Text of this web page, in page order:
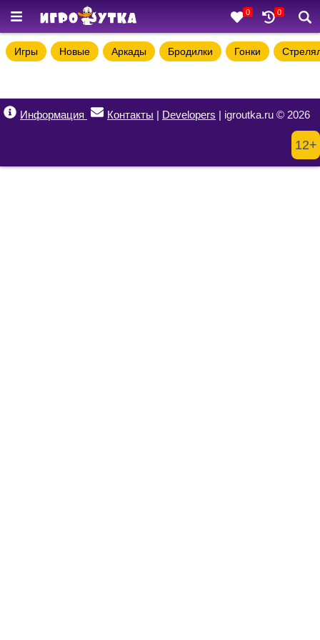
0 0
Игры Новые Аркады Бродилки Гонки
Информация Контакты | Developers | igroutka.ru © 2026
12+